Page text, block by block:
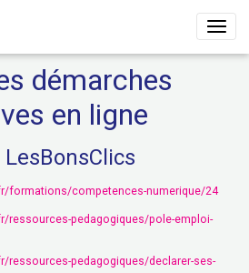
démarches
en ligne
formations/competences-numerique/24
ressources-pedagogiques/pole-emploi-
ressources-pedagogiques/declarer-ses-